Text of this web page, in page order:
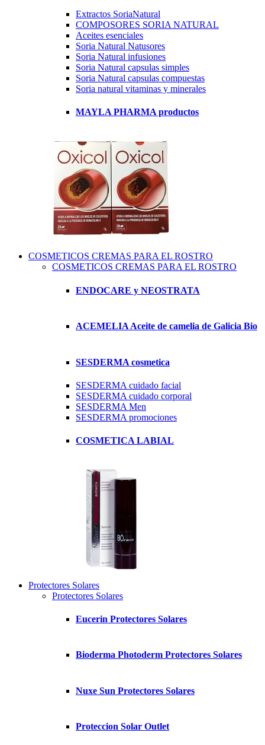
Extractos SoriaNatural
COMPOSORES SORIA NATURAL
Aceites esenciales
Soria Natural Natusores
Soria Natural infusiones
Soria Natural capsulas simples
Soria Natural capsulas compuestas
Soria natural vitaminas y minerales
MAYLA PHARMA productos
COSMETICOS CREMAS PARA EL ROSTRO
COSMETICOS CREMAS PARA EL ROSTRO
ENDOCARE y NEOSTRATA
ACEMELIA Aceite de camelia de Galicia Bio
SESDERMA cosmetica
SESDERMA cuidado facial
SESDERMA cuidado corporal
SESDERMA Men
SESDERMA promociones
COSMETICA LABIAL
Protectores Solares
Protectores Solares
Eucerin Protectores Solares
Bioderma Photoderm Protectores Solares
Nuxe Sun Protectores Solares
Proteccion Solar Outlet